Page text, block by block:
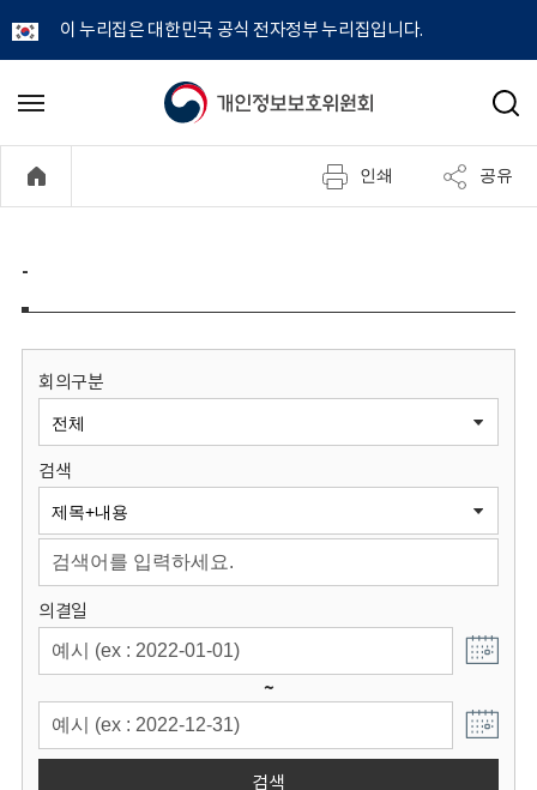
이 누리집은 대한민국 공식 전자정부 누리집입니다.
개
정
보
원
회
메
기
검
인쇄 공유
-
회의구분
검색
의결일
~
검색